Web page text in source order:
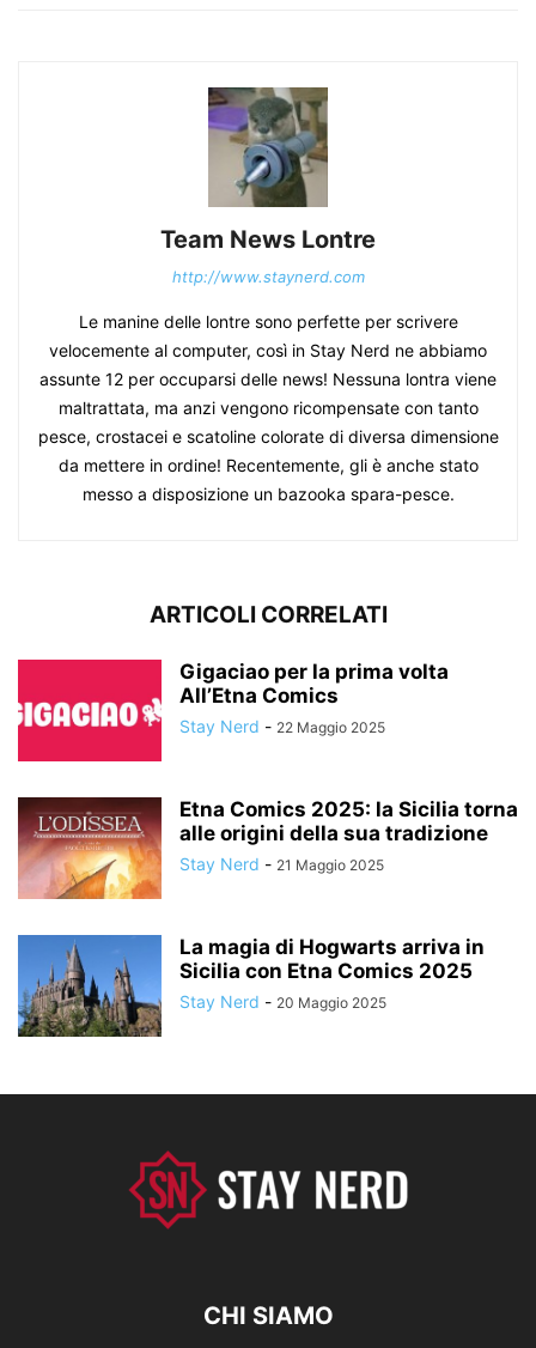
Team News Lontre
http://www.staynerd.com
Le manine delle lontre sono perfette per scrivere
velocemente al computer, così in Stay Nerd ne abbiamo
assunte 12 per occuparsi delle news! Nessuna lontra viene
maltrattata, ma anzi vengono ricompensate con tanto
pesce, crostacei e scatoline colorate di diversa dimensione
da mettere in ordine! Recentemente, gli è anche stato
messo a disposizione un bazooka spara-pesce.
ARTICOLI CORRELATI
Gigaciao per la prima volta
All’Etna Comics
Stay Nerd - 22 Maggio 2025
Etna Comics 2025: la Sicilia torna
alle origini della sua tradizione
Stay Nerd - 21 Maggio 2025
La magia di Hogwarts arriva in
Sicilia con Etna Comics 2025
Stay Nerd - 20 Maggio 2025
CHI SIAMO